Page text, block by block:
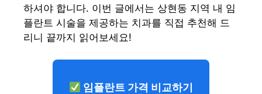
하셔야 합니다. 이번 글에서는 상현동 지역 내 임
플란트 시술을 제공하는 치과를 직접 추천해 드
리니 끝까지 읽어보세요!
임플란트 가격 비교하기